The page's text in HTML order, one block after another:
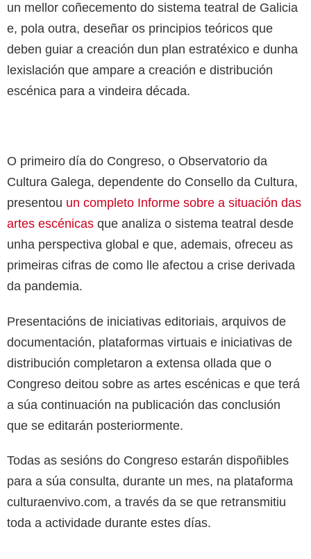
un mellor coñecemento do sistema teatral de Galicia
e, pola outra, deseñar os principios teóricos que
deben guiar a creación dun plan estratéxico e dunha
lexislación que ampare a creación e distribución
escénica para a vindeira década.
O primeiro día do Congreso, o Observatorio da
Cultura Galega, dependente do Consello da Cultura,
presentou un completo Informe sobre a situación das
artes escénicas que analiza o sistema teatral desde
unha perspectiva global e que, ademais, ofreceu as
primeiras cifras de como lle afectou a crise derivada
da pandemia.
Presentacións de iniciativas editoriais, arquivos de
documentación, plataformas virtuais e iniciativas de
distribución completaron a extensa ollada que o
Congreso deitou sobre as artes escénicas e que terá
a súa continuación na publicación das conclusión
que se editarán posteriormente.
Todas as sesións do Congreso estarán dispoñibles
para a súa consulta, durante un mes, na plataforma
culturaenvivo.com, a través da se que retransmitiu
toda a actividade durante estes días.